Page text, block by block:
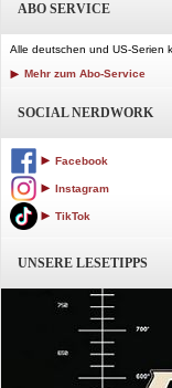
ABO SERVICE
Alle deutschen und US-Serien
Mehr zum Abo-Service
SOCIAL NERDWORK
Facebook
Instagram
TikTok
UNSERE LESETIPPS